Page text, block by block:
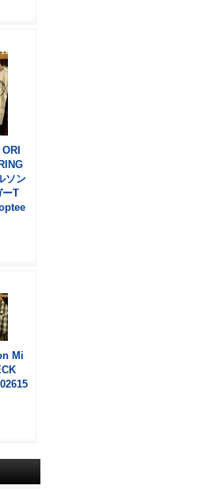
ソン
ーT
Mi